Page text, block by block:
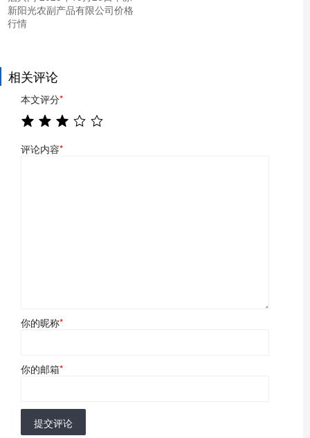
新阳光农副产品有限公司价格
行情
相关评论
本文评分*
评论内容*
你的昵称*
你的邮箱*
提交评论